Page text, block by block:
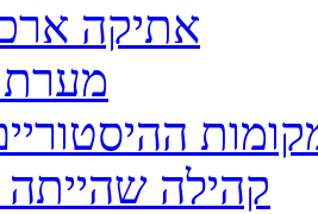
אתיקה
מערת
קהילה שהייתה